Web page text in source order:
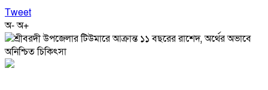
Tweet
অ-অ+